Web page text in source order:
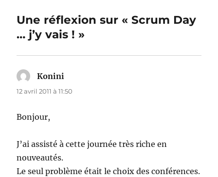
Une réflexion sur « Scrum Day
… j’y vais ! »
Konini
12 avril 2011 à 11:50
Bonjour,
J’ai assisté à cette journée très riche en
nouveautés.
Le seul problème était le choix des conférences.